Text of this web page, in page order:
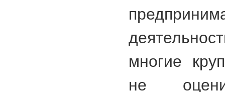
многие
не